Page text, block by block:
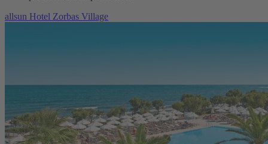
allsun Hotel Zorbas Village